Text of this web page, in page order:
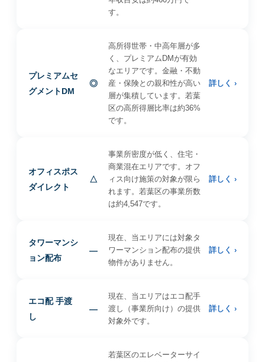
す。
プレミアムセ
グメントDM
◎
高所得世帯・中高年層が多
く、プレミアムDMが有効
なエリアです。金融・不動
産・保険との親和性が高い
層が集積しています。若葉
区の高所得層比率は約36%
です。
詳しく ›
オフィスポス
ダイレクト
△
事業所密度が低く、住宅・
商業混在エリアです。オフ
ィス向け施策の対象が限ら
れます。若葉区の事業所数
は約4,547です。
詳しく ›
タワーマンシ
ョン配布
—
現在、当エリアには対象タ
ワーマンション配布の提供
物件がありません。
詳しく ›
エコ配 手渡
し
—
現在、当エリアはエコ配手
渡し（事業所向け）の提供
対象外です。
詳しく ›
若葉区のエレベーターサイ